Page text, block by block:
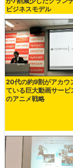
ビジネスモデル
20代の約9割がアカウ
ている巨大動画サー
のアニメ戦略